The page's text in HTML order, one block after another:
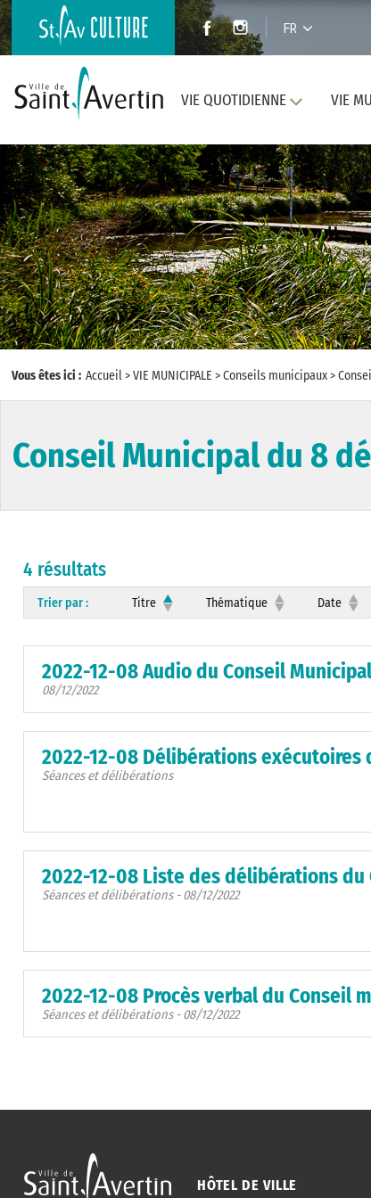
FR
VIE QUOTIDIENNE VIE
Vous êtes ici : Accueil>VIE MUNICIPALE >Conseils municipaux>
Conseil Municipal du 8
4 résultats
Trier par : Titre Thématique Date
2022-12-08 Audio du Conseil
08/12/2022
2022-12-08 Délibérations exécutoires
Séances et délibérations
2022-12-08 Liste des délibérations
Séances et délibérations - 08/12/2022
2022-12-08 Procès verbal du Conseil
Séances et délibérations - 08/12/2022
HÔTEL DE VILLE